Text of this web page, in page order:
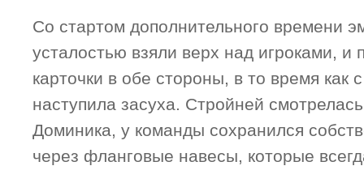
Со стартом дополнительного времени
усталостью взяли верх над игроками, и
карточки в обе стороны, в то время как
наступила засуха. Стройней
Доминика, у команды сохранился
через фланговые навесы, которые